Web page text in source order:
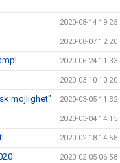
2020-08-14 19:25
2020-08-07 12:20
2020-06-24 11:33
2020-03-10 10:20
möjlighet" 2020-03-05 11:32
2020-03-04 14:15
2020-02-18 14:58
2020-02-05 06:58